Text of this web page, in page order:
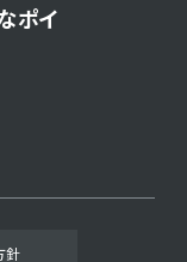
ポイ
針